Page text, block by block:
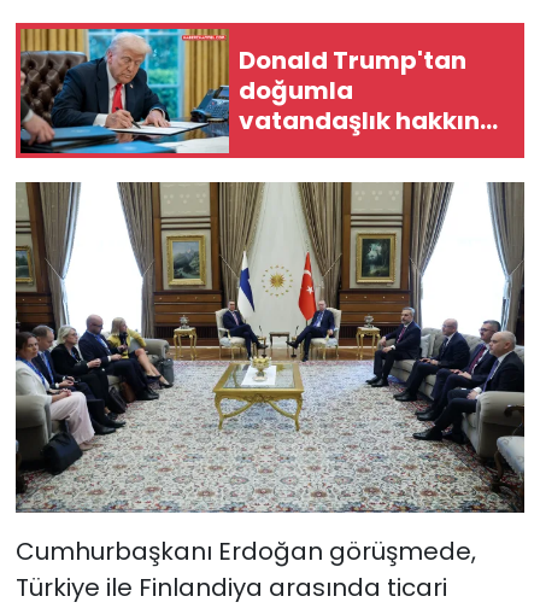
Donald Trump'tan
doğumla
vatandaşlık hakkına
kısıtlama
Cumhurbaşkanı Erdoğan görüşmede,
Türkiye ile Finlandiya arasında ticari